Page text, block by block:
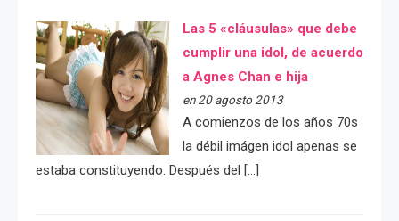
Las 5 «cláusulas» que debe
cumplir una idol, de acuerdo
a Agnes Chan e hija
en 20 agosto 2013
A comienzos de los años 70s
la débil imágen idol apenas se
estaba constituyendo. Después del […]